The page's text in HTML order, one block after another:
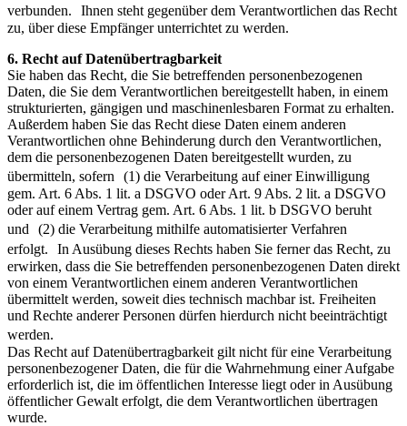
verbunden. Ihnen steht gegenüber dem Verantwortlichen das Recht
zu, über diese Empfänger unterrichtet zu werden.
6. Recht auf Datenübertragbarkeit
Sie haben das Recht, die Sie betreffenden personenbezogenen
Daten, die Sie dem Verantwortlichen bereitgestellt haben, in einem
strukturierten, gängigen und maschinenlesbaren Format zu erhalten.
Außerdem haben Sie das Recht diese Daten einem anderen
Verantwortlichen ohne Behinderung durch den Verantwortlichen,
dem die personenbezogenen Daten bereitgestellt wurden, zu
übermitteln, sofern (1) die Verarbeitung auf einer Einwilligung
gem. Art. 6 Abs. 1 lit. a DSGVO oder Art. 9 Abs. 2 lit. a DSGVO
oder auf einem Vertrag gem. Art. 6 Abs. 1 lit. b DSGVO beruht
und (2) die Verarbeitung mithilfe automatisierter Verfahren
erfolgt. In Ausübung dieses Rechts haben Sie ferner das Recht, zu
erwirken, dass die Sie betreffenden personenbezogenen Daten direkt
von einem Verantwortlichen einem anderen Verantwortlichen
übermittelt werden, soweit dies technisch machbar ist. Freiheiten
und Rechte anderer Personen dürfen hierdurch nicht beeinträchtigt
werden.
Das Recht auf Datenübertragbarkeit gilt nicht für eine Verarbeitung
personenbezogener Daten, die für die Wahrnehmung einer Aufgabe
erforderlich ist, die im öffentlichen Interesse liegt oder in Ausübung
öffentlicher Gewalt erfolgt, die dem Verantwortlichen übertragen
wurde.